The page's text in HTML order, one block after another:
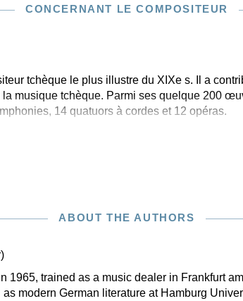
CONCERNANT LE COMPOSITEUR
tchèque le plus illustre du XIXe s. Il a
musique tchèque. Parmi ses quelque 200
14 quatuors à cordes et 12 opéras.
ABOUT THE AUTHORS
1965, trained as a music dealer in Frankfurt
modern German literature at Hamburg